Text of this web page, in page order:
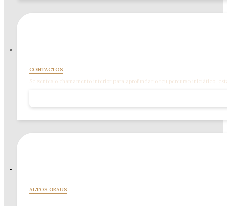
ALTOS GRAUS
CONTACTOS
Se sentes o chamamento interior para aprofundar o teu percurso iniciático,